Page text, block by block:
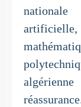
nationale
artificielle,
algérienne